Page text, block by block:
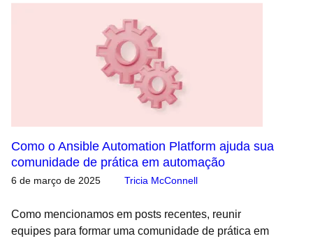
Como o Ansible Automation Platform ajuda sua
comunidade de prática em automação
6 de março de 2025 Tricia McConnell
Como mencionamos em posts recentes, reunir
equipes para formar uma comunidade de prática em